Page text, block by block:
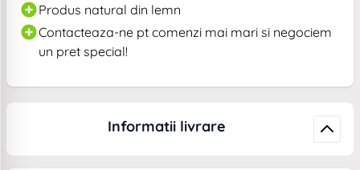
Produs natural din lemn
Contacteaza-ne pt comenzi mai mari si negociem
un pret special!
Informatii livrare